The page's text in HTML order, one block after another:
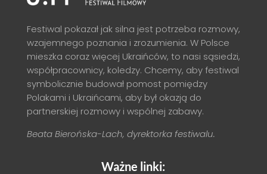
Festiwal pokazał jak silna jest potrzeba rozmowy,
wzajemnego poznania i zrozumienia. W Polsce
mieszka coraz więcej Ukraińców, to nasi sąsiedzi,
współpracownicy, koledzy. Chcemy, aby festiwal
symbolicznie budował pomost pomiędzy
Polakami i Ukraińcami, aby był okazją do
partnerskiej rozmowy i wspólnej zabawy.
Beata Bierońska-Lach, dyrektorka festiwalu.
Ważne linki: